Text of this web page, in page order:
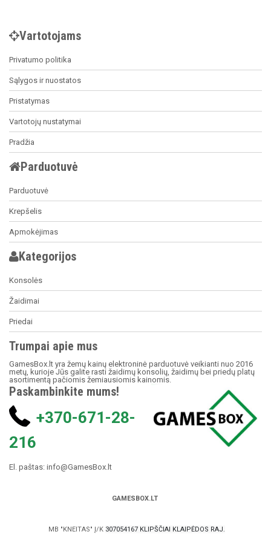
Vartotojams
Privatumo politika
Sąlygos ir nuostatos
Pristatymas
Vartotojų nustatymai
Pradžia
Parduotuvė
Parduotuvė
Krepšelis
Apmokėjimas
Kategorijos
Konsolės
Žaidimai
Priedai
Trumpai apie mus
GamesBox.lt yra žemų kainų elektroninė parduotuvė veikianti nuo 2016
metų, kurioje Jūs galite rasti žaidimų konsolių, žaidimų bei priedų platų
asortimentą pačiomis žemiausiomis kainomis.
Paskambinkite mums!
+370-671-28-
216
El. paštas: info@GamesBox.lt
GAMESBOX.LT
MB "KNEITAS" Į/K 307054167 KLIPŠČIAI KLAIPĖDOS RAJ.